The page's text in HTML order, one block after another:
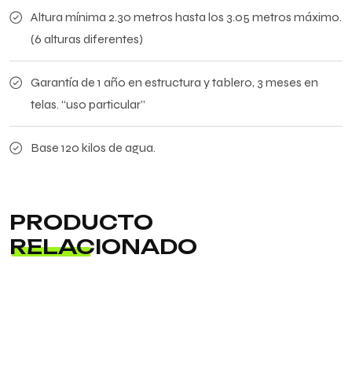
Altura mínima 2.30 metros hasta los 3.05 metros máximo.
(6 alturas diferentes)
Garantía de 1 año en estructura y tablero, 3 meses en
telas. “uso particular”
Base 120 kilos de agua.
PRODUCTO
RELACIONADO